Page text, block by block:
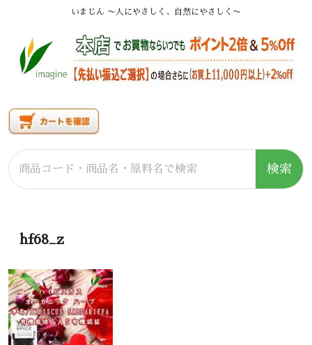
いまじん 〜人にやさしく、自然にやさしく〜
検索
hf68_z